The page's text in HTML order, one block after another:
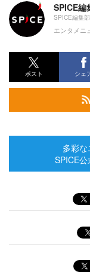
SPICE編
SPICE編集部
エンタメニ
ポスト シェ
多彩
SPICE公